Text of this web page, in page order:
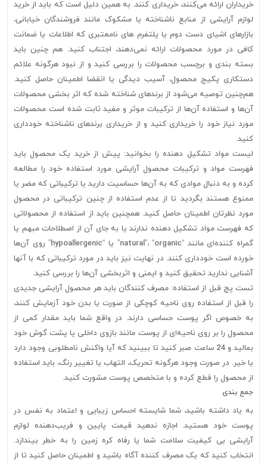
خریداران ارائه می‌کنند، خریداری کنند. به همین دلیل است که باید از خرید
لوازم آرایشی از منابع ناشناخته یا مشکوک مانند فروشندگان خیابانی،
بازارهای اشیای دست دوم یا پلتفرم های نامعتبری که اطلاعات یا ضمانت
کافی در مورد محصولات ارائه نمی‌دهند، اجتناب کنید. هم چنین باید
بسته بندی و برچسب محصولات را بررسی کنید و از نبود هرگونه علائم
دستکاری پکیج محصول، آسیب دیدگی یا انقضا اطمینان حاصل کنید.
هم‌چنین توصیه می‌شود از برندهای شناخته شده که اثر بخشی محصولات
آن‌ها و استفاده آن‌ها از ترکیبات موثر و مفید ثابت شده است محصولات
مورد نیاز خود را خریداری کنید و از خریداری برندهای ناشناخته خودداری
کنید.
لیست مواد تشکیل دهنده را بخوانید: پیش از خرید یک محصول باید
فهرست مواد و ترکیبات محصول آرایشی مورد استفاده خود را مطالعه
کرده و به دنبال موادی که به آن‌ها حساسیت دارید یا ترکیباتی که مضر یا
ممنوع هستند بگردید تا از عدم استفاده از چنین ترکیباتی در محصول
مورد نظرتان اطمینان حاصل کنید. همچنین باید از استفاده از محصولاتی
که فهرست مواد تشکیل دهنده ندارند یا به جای آن از اصطلاحات مبهم یا
گمراه کننده‌ای مانند “natural”، “organic” یا “hypoallergenic” روی آن‌ها
خورده است خودداری کنند. در نهایت نیز باید در مورد ترکیباتی که با آنها
آشنایی ندارید تحقیق کنید و ایمنی و اثربخشی آن‌ها را بررسی کنید.
تست پچ قبل از استفاده: مصرف کنندگان باید هر محصول آرایشی جدیدی
را قبل از استفاده روی ناحیه کوچکی از صورت یا بدن خود آزمایش کنند،
به خصوص اگر پوست حساسی دارند. در واقع شما باید مقدار کمی از
محصول را بر روی ناحیه‌ای از پوست مانند بازوی داخلی یا پشت گوش خود
بمالید و 24 ساعت صبر کنید تا ببینید که آیا واکنش نامطلوبی وجود دارد
یا خیر. در صورت وجود هرگونه تحریک، التهاب یا تغییر رنگ، باید استفاده
از محصول را قطع کرده و با متخصص پوست مشورت کنید.
جمع بندی
به یاد داشته باشید، شما شایسته احساس زیبایی و اعتماد به نفس در
پوست خود هستید. اجازه ندهید قیمت پایین و فریب‌دهنده لوازم
آرایشی بی کیفیت سلامت شما یا رفاه کره زمین را به خطر بیندازد.
انتخاب کنید که یک مصرف کننده آگاه باشید و اطمینان حاصل کنید تا از